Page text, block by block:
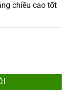
chiều cao tốt